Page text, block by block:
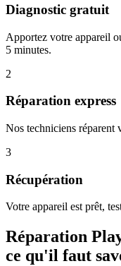
Diagnostic gratuit
Apportez votre appareil
5 minutes.
2
Réparation express
Nos techniciens réparent
3
Récupération
Votre appareil est prêt,
Réparation
ce qu'il faut